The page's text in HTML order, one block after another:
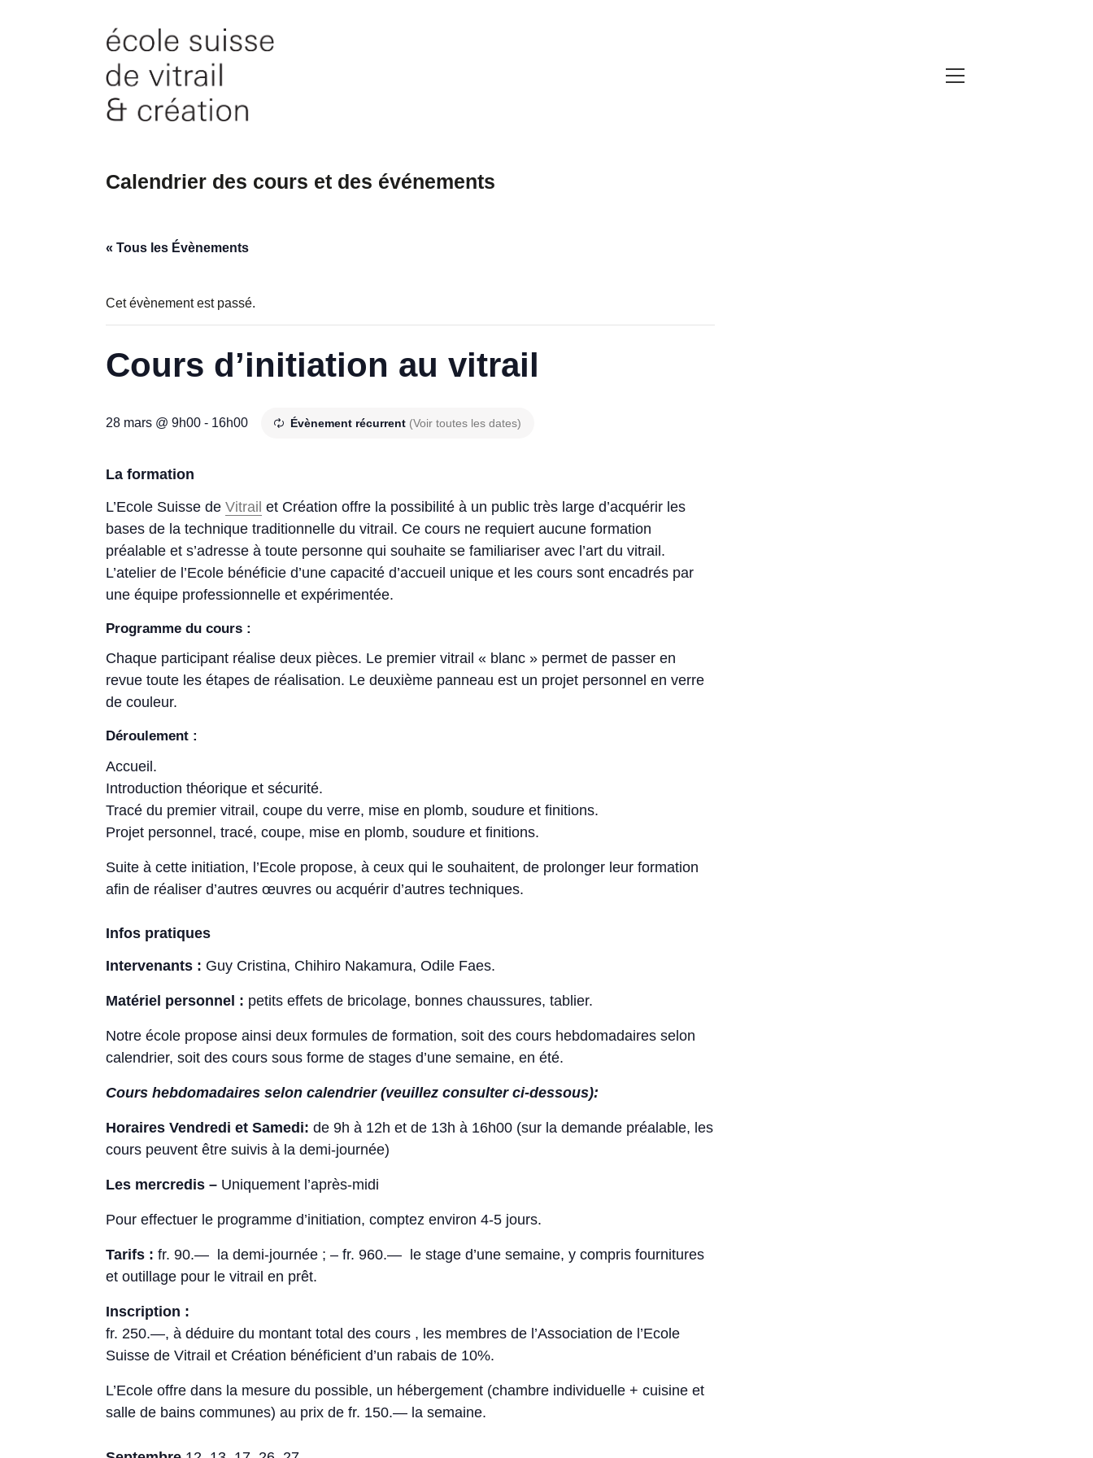
Calendrier des cours et des événements
« Tous les Évènements
Cet évènement est passé.
Cours d’initiation au vitrail
28 mars @ 9h00 - 16h00 Évènement récurrent (Voir toutes les dates)
La formation
L’Ecole Suisse deVitrail et Création offre la possibilité à un public très large d’acquérir les
bases de la technique traditionnelle du vitrail. Ce cours ne requiert aucune formation
préalable et s’adresse à toute personne qui souhaite se familiariser avec l’art du vitrail.
L’atelier de l’Ecole bénéficie d’une capacité d’accueil unique et les cours sont encadrés par
une équipe professionnelle et expérimentée.
Programme du cours :
Chaque participant réalise deux pièces. Le premier vitrail « blanc » permet de passer en
revue toute les étapes de réalisation. Le deuxième panneau est un projet personnel en verre
de couleur.
Déroulement :
Accueil.
Introduction théorique et sécurité.
Tracé du premier vitrail, coupe du verre, mise en plomb, soudure et finitions.
Projet personnel, tracé, coupe, mise en plomb, soudure et finitions.
Suite à cette initiation, l’Ecole propose, à ceux qui le souhaitent, de prolonger leur formation
afin de réaliser d’autres œuvres ou acquérir d’autres techniques.
Infos pratiques
Intervenants : Guy Cristina, Chihiro Nakamura, Odile Faes.
Matériel personnel : petits effets de bricolage, bonnes chaussures, tablier.
Notre école propose ainsi deux formules de formation, soit des cours hebdomadaires selon
calendrier, soit des cours sous forme de stages d’une semaine, en été.
Cours hebdomadaires selon calendrier (veuillez consulter ci-dessous):
Horaires Vendredi et Samedi: de 9h à 12h et de 13h à 16h00 (sur la demande préalable, les
cours peuvent être suivis à la demi-journée)
Les mercredis – Uniquement l’après-midi
Pour effectuer le programme d’initiation, comptez environ 4-5 jours.
Tarifs : fr. 90.— la demi-journée ; – fr. 960.— le stage d’une semaine, y compris fournitures
et outillage pour le vitrail en prêt.
Inscription :
fr. 250.—, à déduire du montant total des cours , les membres de l’Association de l’Ecole
Suisse de Vitrail et Création bénéficient d’un rabais de 10%.
L’Ecole offre dans la mesure du possible, un hébergement (chambre individuelle + cuisine et
salle de bains communes) au prix de fr. 150.— la semaine.